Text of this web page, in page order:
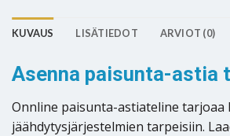
KUVAUS LISÄTIEDOT ARVIOT (0)
Asenna paisunta-astia
Onnline paisunta-astiateline
jäähdytysjärjestelmien tarpeisiin.